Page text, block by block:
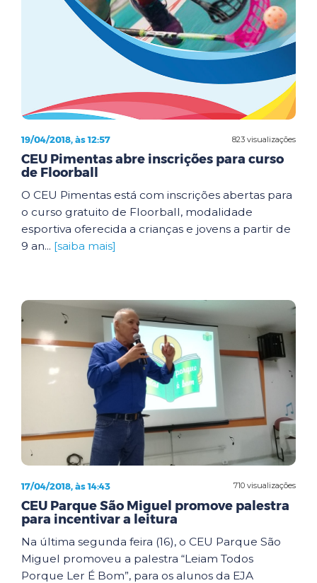
823 visualizações
19/04/2018, às 12:57
CEU Pimentas abre inscrições para curso
de Floorball
O CEU Pimentas está com inscrições abertas para
o curso gratuito de Floorball, modalidade
esportiva oferecida a crianças e jovens a partir de
9 an... [saiba mais]
710 visualizações
17/04/2018, às 14:43
CEU Parque São Miguel promove palestra
para incentivar a leitura
Na última segunda feira (16), o CEU Parque São
Miguel promoveu a palestra “Leiam Todos
Porque Ler É Bom”, para os alunos da EJA